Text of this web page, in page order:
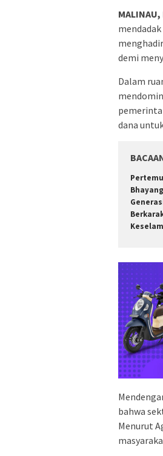
demi
Dalam
dana
bahwa
Menurut